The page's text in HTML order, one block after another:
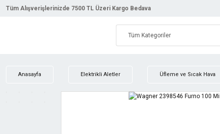
Tüm Alışverişlerinizde 7500 TL Üzeri Kargo Bedava
Anasayfa Elektrikli Aletler Üfleme ve Sıcak Hava